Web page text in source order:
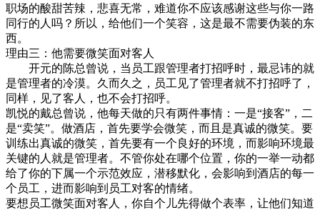
职场的酸甜苦辣，悲喜无常，难道你不应该感谢这些与你一路
同行的人吗？所以，给他们一个笑容，这是最不需要伪装的东
西。
理由三：他需要微笑面对客人
开元的陈总曾说，当员工跟管理者打招呼时，最忌讳的就
是管理者的冷漠。久而久之，员工见了管理者就不打招呼了，
同样，见了客人，也不会打招呼。
凯悦的戴总曾说，他每天做的只有两件事情：一是“接客”，二
是“卖笑”。做酒店，首先要学会微笑，而且是真诚的微笑。要
训练出真诚的微笑，首先要有一个良好的环境，而影响环境最
关键的人就是管理者。不管你处在哪个位置，你的一举一动都
给了你的下属一个示范效应，潜移默化，会影响到酒店的每一
个员工，进而影响到员工对客的情绪。
要想员工微笑面对客人，你自个儿先得做个表率，让他们知道